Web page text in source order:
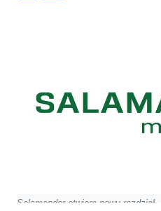
Salamander otwiera nowy rozdział